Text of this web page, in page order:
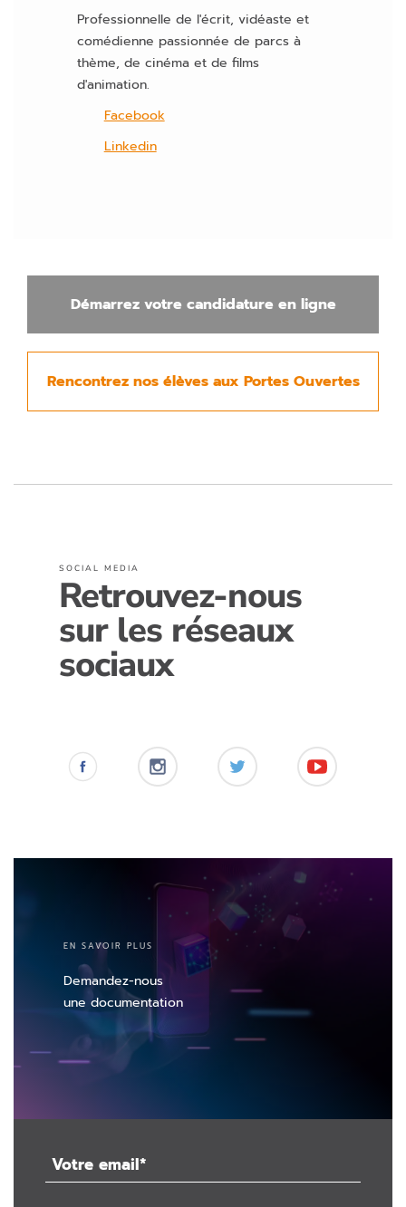
Professionnelle de l'écrit, vidéaste et
comédienne passionnée de parcs à
thème, de cinéma et de films
d'animation.
Facebook
Linkedin
Démarrez votre candidature en ligne
Rencontrez nos élèves aux Portes Ouvertes
SOCIAL MEDIA
Retrouvez-nous
sur les réseaux
sociaux
EN SAVOIR PLUS
Demandez-nous
une documentation